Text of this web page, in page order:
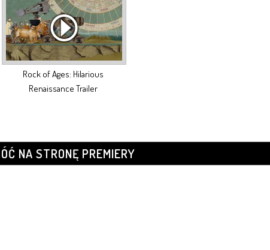
Rock of Ages: Hilarious
Renaissance Trailer
NA STRONĘ PREMIERY